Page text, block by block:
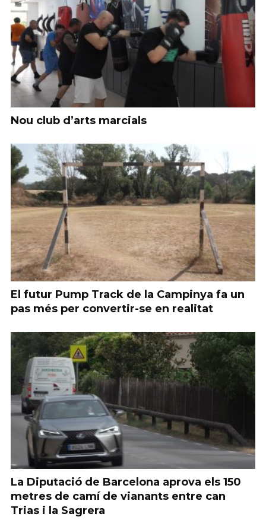
Nou club d’arts marcials
El futur Pump Track de la Campinya fa un
pas més per convertir-se en realitat
La Diputació de Barcelona aprova els 150
metres de camí de vianants entre can
Trias i la Sagrera